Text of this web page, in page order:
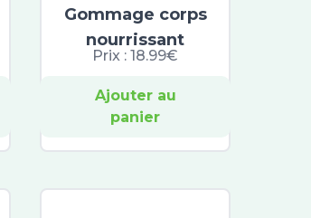
Gommage corps
nourrissant
Prix :18.99€
Ajouter au
panier